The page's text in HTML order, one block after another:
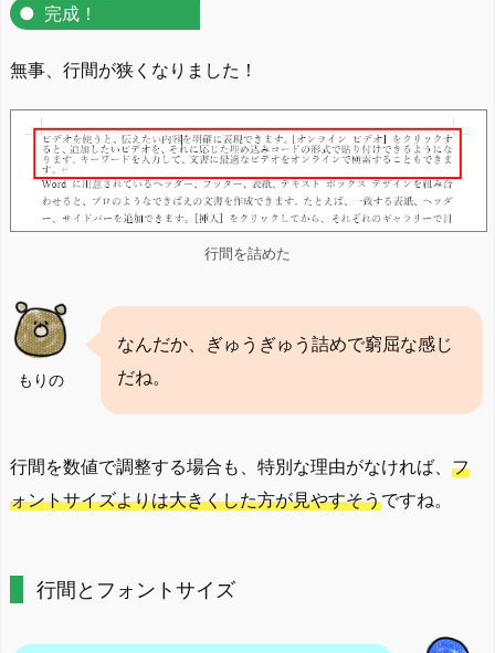
完成！
無事、行間が狭くなりました！
行間を詰めた
もりの
なんだか、ぎゅうぎゅう詰めで窮屈な感じ
だね。
行間を数値で調整する場合も、特別な理由がなければ、 フ
ォントサイズよりは大きくした方が見やすそうですね。
行間とフォントサイズ